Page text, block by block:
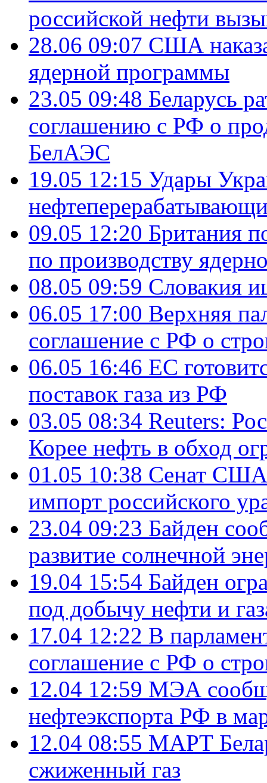
российской нефти
28.06 09:07 США
ядерной программы
23.05 09:48 Беларусь
соглашению с РФ о
БелАЭС
19.05 12:15 Удары
09.05 12:20 Британия
по производству
08.05 09:59 Словакия
06.05 17:00 Верхняя
соглашение с РФ о
06.05 16:46 ЕС
поставок газа из РФ
03.05 08:34 Reuters:
Корее нефть в обход
01.05 10:38 Сенат США
импорт российского
23.04 09:23 Байден
развитие солнечной
19.04 15:54 Байден
под добычу нефти и
17.04 12:22 В
соглашение с РФ о
12.04 12:59 МЭА
нефтеэкспорта РФ в
12.04 08:55 МАРТ
сжиженный газ